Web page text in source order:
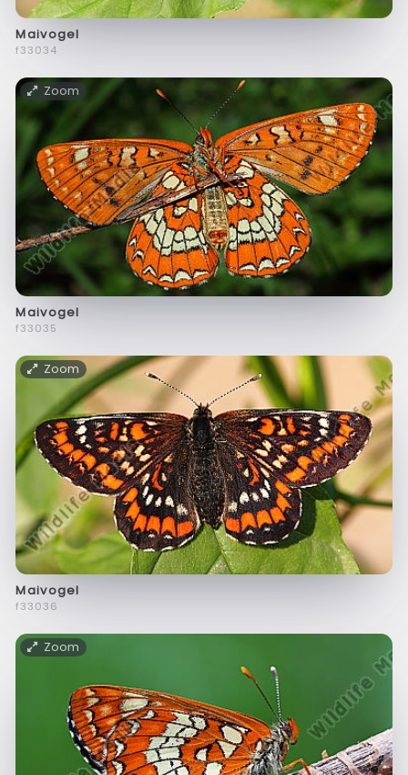
Maivogel
f33034
Zoom
Maivogel
f33035
Zoom
Maivogel
f33036
Zoom